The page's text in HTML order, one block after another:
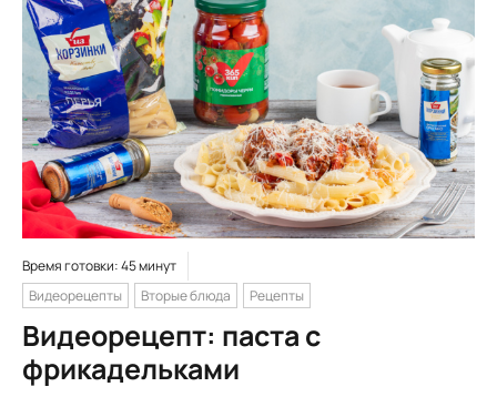
Время готовки: 45 минут
Видеорецепты
Вторые блюда Рецепты
Видеорецепт: паста с
фрикадельками